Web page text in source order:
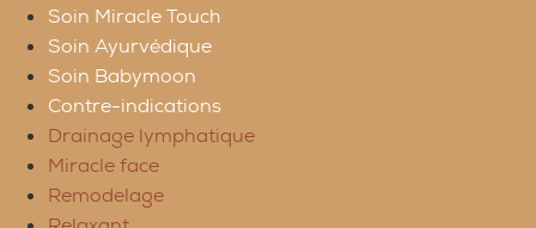
Soin Miracle Touch
Soin Ayurvédique
Soin Babymoon
Contre-indications
Drainage lymphatique
Miracle face
Remodelage